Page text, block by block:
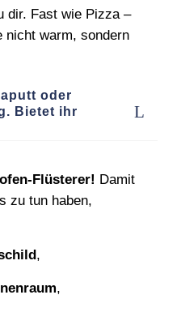
dir. Fast wie Pizza –
nicht warm, sondern
oder
Bietet ihr
Damit
zu tun haben,
,
,